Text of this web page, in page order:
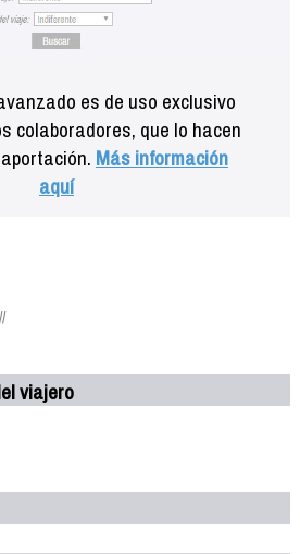
es de uso exclusivo
colaboradores, que lo hacen
Más información
aquí
viajero